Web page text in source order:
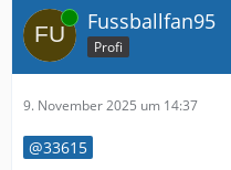
Online Fussballfan95
Profi
9. November 2025 um 14:37
33615